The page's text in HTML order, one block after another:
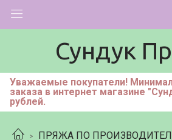
Сундук
Уважаемые покупатели!
заказа в интернет магазине
рублей.
ПРЯЖА ПО